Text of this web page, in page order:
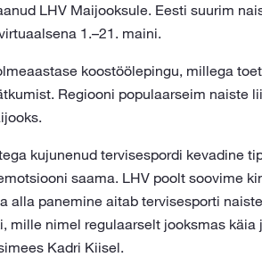
LHV Maijooksule. Eesti suurim
1.–21. maini.
koostöölepingu, millega
Regiooni populaarseim naiste
kujunenud tervisespordi kevadine
saama. LHV poolt soovime
alla panemine aitab tervisesporti
mille nimel regulaarselt jooksmas käia
Kadri Kiisel.